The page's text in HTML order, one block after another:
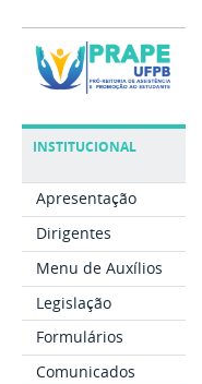
INSTITUCIONAL
Apresentação
Dirigentes
Menu de Auxílios
Legislação
Formulários
Comunicados